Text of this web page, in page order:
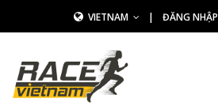
VIETNAM | ĐĂNG NHẬP